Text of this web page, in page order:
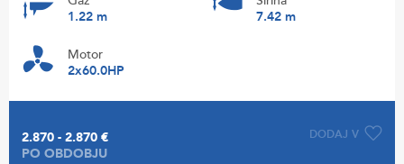
1.22 m
7.42 m
Motor
2x60.0HP
DODAJ V
2.870 - 2.870 €
PO OBDOBJU